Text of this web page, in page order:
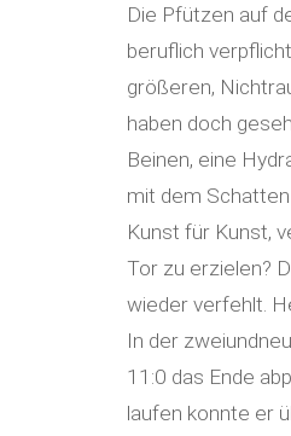
Die Pfützen auf
beruflich
größeren,
haben doch
Beinen, eine
mit dem
Kunst für Kunst,
Tor zu erzielen?
wieder verfehlt.
In der
11:0 das Ende
laufen konnte er